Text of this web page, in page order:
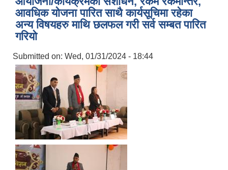
आवधिक योजना पारित साथै कार्यसूचिमा रहेका
अन्य विषयहरु माथि छलफल गरी सर्व सम्बत पारित
गरियो
Submitted on: Wed, 01/31/2024 - 18:44